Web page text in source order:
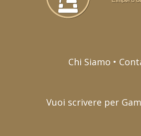
Chi Siamo •
Vuoi scrivere per